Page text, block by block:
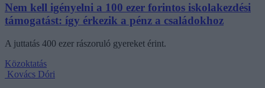
Nem kell igényelni a 100 ezer forintos iskolakezdési
támogatást: így érkezik a pénz a családokhoz
A juttatás 400 ezer rászoruló gyereket érint.
Közoktatás
Kovács Dóri